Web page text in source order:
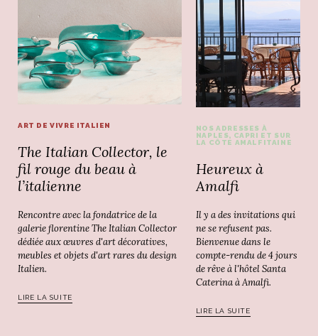
ART DE VIVRE ITALIEN
The Italian Collector, le
fil rouge du beau à
l’italienne
Rencontre avec la fondatrice de la
galerie florentine The Italian Collector
dédiée aux œuvres d'art décoratives,
meubles et objets d'art rares du design
Italien.
LIRE LA SUITE
NOS ADRESSES À
NAPLES, CAPRI ET SUR
LA CÔTE AMALFITAINE
Heureux à
Amalfi
Il y a des invitations qui
ne se refusent pas.
Bienvenue dans le
compte-rendu de 4 jours
de rêve à l'hôtel Santa
Caterina à Amalfi.
LIRE LA SUITE